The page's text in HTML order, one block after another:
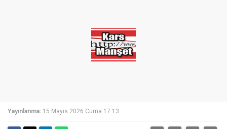
Yayınlanma: 15 Mayıs 2026 Cuma 17:13